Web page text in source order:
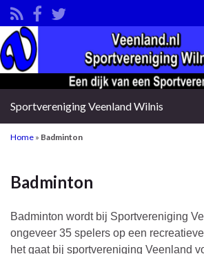
Sportvereniging Veenland Wilnis
Home » Badminton
Badminton
Badminton wordt bij Sportvereniging
ongeveer 35 spelers op een
het gaat bij sportvereniging Veenland